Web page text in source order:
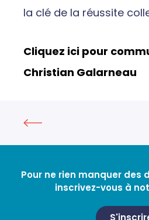
la clé de la réussite
Cliquez ici pour
Christian Galarneau
Pour ne rien manquer des
inscrivez-vous à